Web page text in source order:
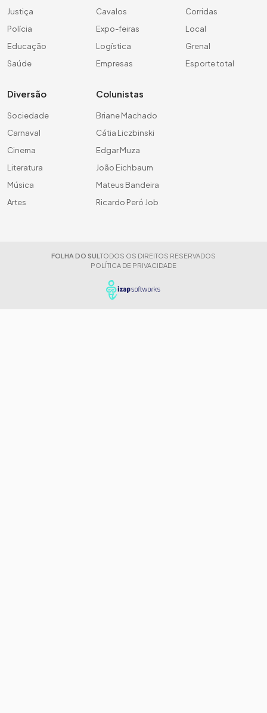
Justiça
Polícia
Educação
Saúde
Cavalos
Expo-feiras
Logística
Empresas
Corridas
Local
Grenal
Esporte total
Diversão
Sociedade
Carnaval
Cinema
Literatura
Música
Artes
Colunistas
Briane Machado
Cátia Liczbinski
Edgar Muza
João Eichbaum
Mateus Bandeira
Ricardo Peró Job
FOLHA DO SUL TODOS OS DIREITOS RESERVADOS
POLÍTICA DE PRIVACIDADE